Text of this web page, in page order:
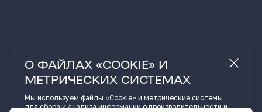
О ФАЙЛАХ «COOKIE» И
МЕТРИЧЕСКИХ СИСТЕМАХ
Мы используем файлы «Cookie» и метрические системы
для сбора и анализа информации о производительности и